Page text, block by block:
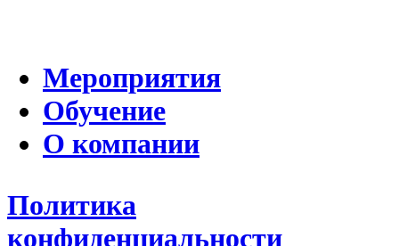
Мероприятия
Обучение
О компании
Политика
конфиденциальности